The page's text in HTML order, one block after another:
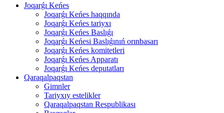
Joqarǵı Keńes
Joqarǵı Keńes haqqında
Joqarǵı Keńes tariyxı
Joqarǵı Keńes Baslıǵı
Joqarǵı Keńesi Baslıǵınıń orınbasarı
Joqarǵı Keńes komitetleri
Joqarǵı Keńes Apparatı
Joqarǵı Keńes deputatları
Qaraqalpaqstan
Gimnler
Tariyxıy estelikler
Qaraqalpaqstan Respublikası